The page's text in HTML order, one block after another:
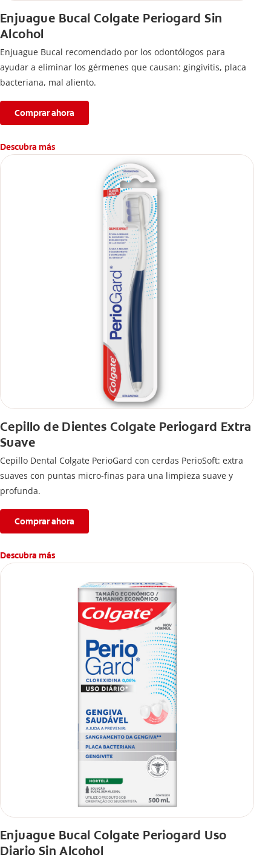
Enjuague Bucal Colgate Periogard Sin
Alcohol
Enjuague Bucal recomendado por los odontólogos para
ayudar a eliminar los gérmenes que causan: gingivitis, placa
bacteriana, mal aliento.
Comprar ahora
Descubra más
Cepillo de Dientes Colgate Periogard Extra
Suave
Cepillo Dental Colgate PerioGard con cerdas PerioSoft: extra
suaves con puntas micro-finas para una limpieza suave y
profunda.
Comprar ahora
Descubra más
Enjuague Bucal Colgate Periogard Uso
Diario Sin Alcohol